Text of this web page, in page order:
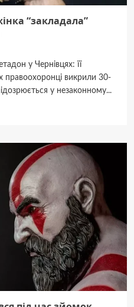
“закладала”
у Чернівцях: її
правоохоронці викрили 30-
у незаконному...